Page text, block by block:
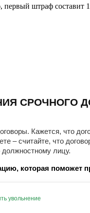
первый штраф составит
СРОЧНОГО
Кажется, что
– считайте, что
лицу.
которая поможет
увольнение